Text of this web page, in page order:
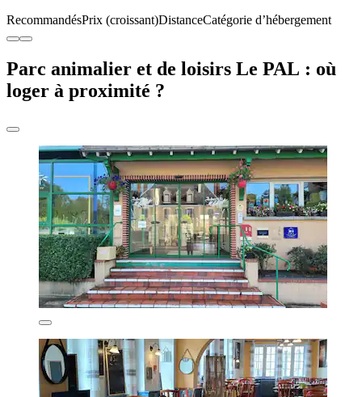
RecommandésPrix (croissant)DistanceCatégorie d’hébergement
Parc animalier et de loisirs Le PAL : où
loger à proximité ?